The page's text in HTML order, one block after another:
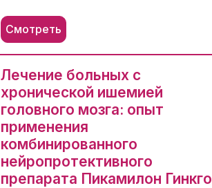
Смотреть
Лечение больных с
хронической ишемией
головного мозга: опыт
применения
комбинированного
нейропротективного
препарата Пикамилон Гинкго